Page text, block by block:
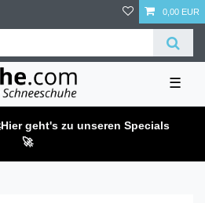
0,00 EUR
☰
Hier geht's zu unseren Specials
🚀